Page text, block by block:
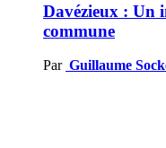
Davézieux : Un
commune
Par Guillaume